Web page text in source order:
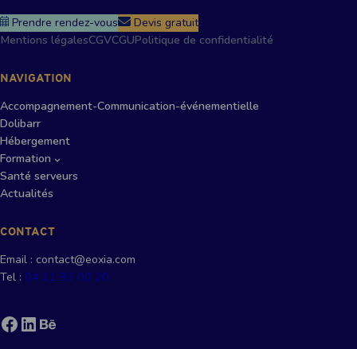
Prendre rendez-vous
Devis gratuit
Mentions légalesCGVCGUPolitique de confidentialité
NAVIGATION
Accompagnement-Communication-événementielle
Dolibarr
Hébergement
Formation
Santé serveurs
Actualités
CONTACT
Email : contact@eoxia.com
Tel : 04 11 93 00 20
Facebook LinkedIn Behance